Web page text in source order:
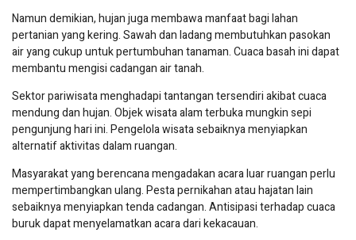
Namun demikian, hujan juga membawa manfaat bagi lahan
pertanian yang kering. Sawah dan ladang membutuhkan pasokan
air yang cukup untuk pertumbuhan tanaman. Cuaca basah ini dapat
membantu mengisi cadangan air tanah.
Sektor pariwisata menghadapi tantangan tersendiri akibat cuaca
mendung dan hujan. Objek wisata alam terbuka mungkin sepi
pengunjung hari ini. Pengelola wisata sebaiknya menyiapkan
alternatif aktivitas dalam ruangan.
Masyarakat yang berencana mengadakan acara luar ruangan perlu
mempertimbangkan ulang. Pesta pernikahan atau hajatan lain
sebaiknya menyiapkan tenda cadangan. Antisipasi terhadap cuaca
buruk dapat menyelamatkan acara dari kekacauan.